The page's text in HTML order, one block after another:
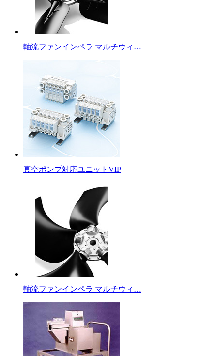
軸流ファンインペラ マルチウィ…
真空ポンプ対応ユニットVIP
軸流ファンインペラ マルチウィ…